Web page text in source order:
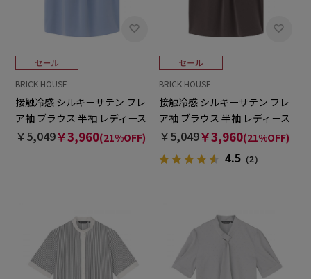
BRICK HOUSE
接触冷感 シルキーサテン フレ
ア袖 ブラウス 半袖 レディース
￥5,049￥3,960(21%OFF)
BRICK HOUSE
接触冷感 シルキーサテン フレ
ア袖 ブラウス 半袖 レディース
￥5,049￥3,960(21%OFF)
4.5 （2）